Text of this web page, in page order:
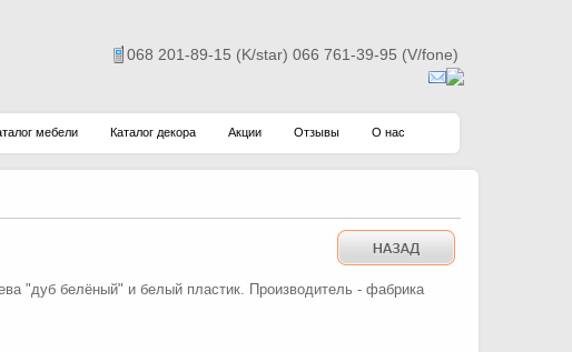
068 201-89-15 (K/star) 066 761-39-95 (V/fone)
мебели Каталог декора Акции Отзывы О нас
"дуб белёный" и белый пластик. Производитель - фабрика